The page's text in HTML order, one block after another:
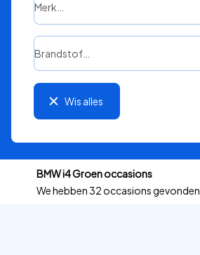
Merk…
Brandstof…
Wis alles
BMW i4 Groen occasions
We hebben32 occasions gevonden